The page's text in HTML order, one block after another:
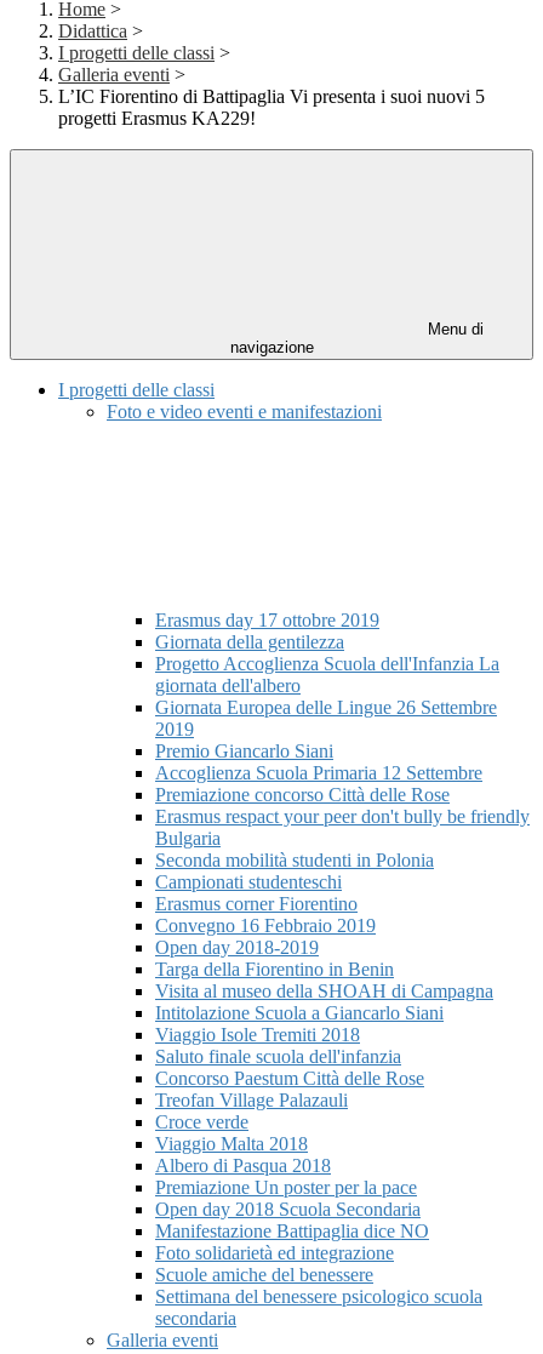
Home >
Didattica >
I progetti delle classi >
Galleria eventi >
L’IC Fiorentino di Battipaglia Vi presenta i suoi nuovi 5
progetti Erasmus KA229!​
Menu di
navigazione
I progetti delle classi
Foto e video eventi e manifestazioni
Erasmus day 17 ottobre 2019
Giornata della gentilezza
Progetto Accoglienza Scuola dell'Infanzia La
giornata dell'albero
Giornata Europea delle Lingue 26 Settembre
2019
Premio Giancarlo Siani
Accoglienza Scuola Primaria 12 Settembre
Premiazione concorso Città delle Rose
Erasmus respact your peer don't bully be friendly
Bulgaria
Seconda mobilità studenti in Polonia
Campionati studenteschi
Erasmus corner Fiorentino
Convegno 16 Febbraio 2019
Open day 2018-2019
Targa della Fiorentino in Benin
Visita al museo della SHOAH di Campagna
Intitolazione Scuola a Giancarlo Siani
Viaggio Isole Tremiti 2018
Saluto finale scuola dell'infanzia
Concorso Paestum Città delle Rose
Treofan Village Palazauli
Croce verde
Viaggio Malta 2018
Albero di Pasqua 2018
Premiazione Un poster per la pace
Open day 2018 Scuola Secondaria
Manifestazione Battipaglia dice NO
Foto solidarietà ed integrazione
Scuole amiche del benessere
Settimana del benessere psicologico scuola
secondaria
Galleria eventi